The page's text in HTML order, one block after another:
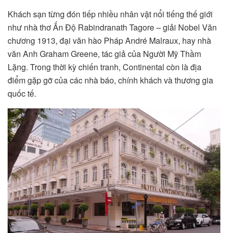
Khách sạn từng đón tiếp nhiều nhân vật nổi tiếng thế giới
như nhà thơ Ấn Độ Rabindranath Tagore – giải Nobel Văn
chương 1913, đại văn hào Pháp André Malraux, hay nhà
văn Anh Graham Greene, tác giả của Người Mỹ Thầm
Lặng. Trong thời kỳ chiến tranh, Continental còn là địa
điểm gặp gỡ của các nhà báo, chính khách và thương gia
quốc tế.